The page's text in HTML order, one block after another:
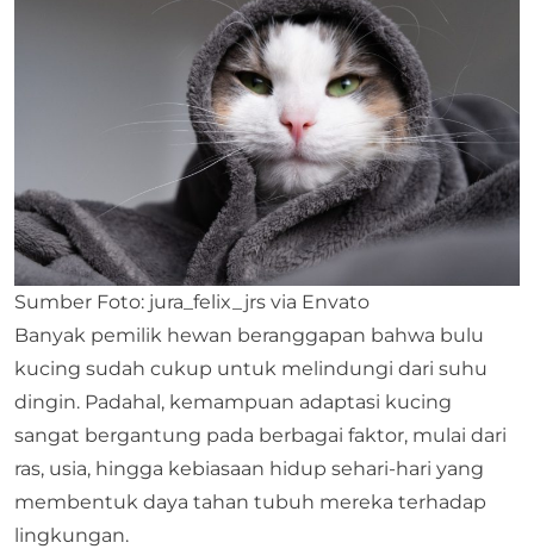
Sumber Foto: jura_felix_jrs via Envato
Banyak pemilik hewan beranggapan bahwa bulu
kucing sudah cukup untuk melindungi dari suhu
dingin. Padahal, kemampuan adaptasi kucing
sangat bergantung pada berbagai faktor, mulai dari
ras, usia, hingga kebiasaan hidup sehari-hari yang
membentuk daya tahan tubuh mereka terhadap
lingkungan.